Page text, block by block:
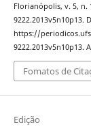
Florianópolis, v. 5, n.
9222.2013v5n10p13.
https://
9222.2013v5n10p13.
Fomatos de
Edição